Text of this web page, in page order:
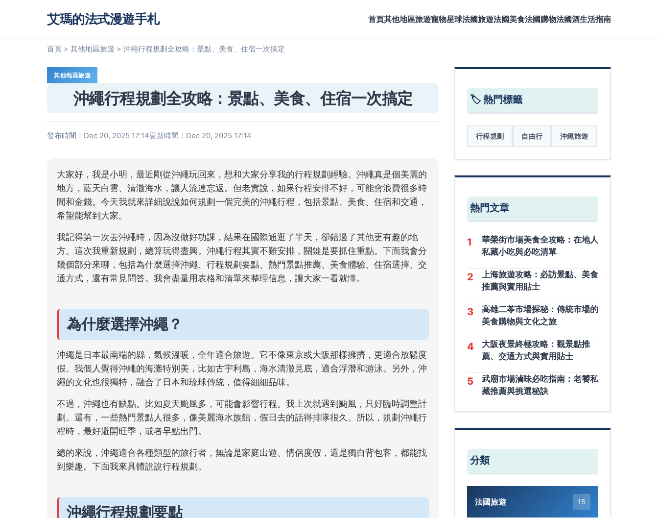
艾瑪的法式漫遊手札 首頁其他地區旅遊寵物星球法國旅遊法國美食法國購物法國酒生活指南
首頁 > 其他地區旅遊 > 沖繩行程規劃全攻略：景點、美食、住宿一次搞定
其他地區旅遊
沖繩行程規劃全攻略：景點、美食、住宿一次搞定
發布時間：Dec 20, 2025 17:14更新時間：Dec 20, 2025 17:14
大家好，我是小明，最近剛從沖繩玩回來，想和大家分享我的行程規劃經驗。沖繩真是個美麗的
地方，藍天白雲、清澈海水，讓人流連忘返。但老實說，如果行程安排不好，可能會浪費很多時
間和金錢。今天我就來詳細說說如何規劃一個完美的沖繩行程，包括景點、美食、住宿和交通，
希望能幫到大家。
我記得第一次去沖繩時，因為沒做好功課，結果在國際通逛了半天，卻錯過了其他更有趣的地
方。這次我重新規劃，總算玩得盡興。沖繩行程其實不難安排，關鍵是要抓住重點。下面我會分
幾個部分來聊，包括為什麼選擇沖繩、行程規劃要點、熱門景點推薦、美食體驗、住宿選擇、交
通方式，還有常見問答。我會盡量用表格和清單來整理信息，讓大家一看就懂。
為什麼選擇沖繩？
沖繩是日本最南端的縣，氣候溫暖，全年適合旅遊。它不像東京或大阪那樣擁擠，更適合放鬆度
假。我個人覺得沖繩的海灘特別美，比如古宇利島，海水清澈見底，適合浮潛和游泳。另外，沖
繩的文化也很獨特，融合了日本和琉球傳統，值得細細品味。
不過，沖繩也有缺點。比如夏天颱風多，可能會影響行程。我上次就遇到颱風，只好臨時調整計
劃。還有，一些熱門景點人很多，像美麗海水族館，假日去的話得排隊很久。所以，規劃沖繩行
程時，最好避開旺季，或者早點出門。
總的來說，沖繩適合各種類型的旅行者，無論是家庭出遊、情侶度假，還是獨自背包客，都能找
到樂趣。下面我來具體說說行程規劃。
沖繩行程規劃要點
🏷️ 熱門標籤
行程規劃 自由行 沖繩旅遊
熱門文章
1
華榮街市場美食全攻略：在地人
私藏小吃與必吃清單
2
上海旅遊攻略：必訪景點、美食
推薦與實用貼士
3
高雄二苓市場探秘：傳統市場的
美食購物與文化之旅
4
大阪夜景終極攻略：觀景點推
薦、交通方式與實用貼士
5
武廟市場滷味必吃指南：老饕私
藏推薦與挑選秘訣
分類
法國旅遊 15